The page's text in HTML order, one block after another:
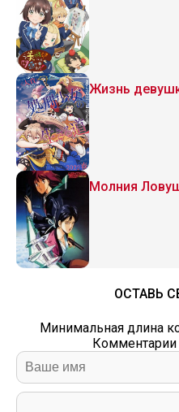
Жизнь
Молния
ОСТАВЬ
Минимальная длина
Комментарии